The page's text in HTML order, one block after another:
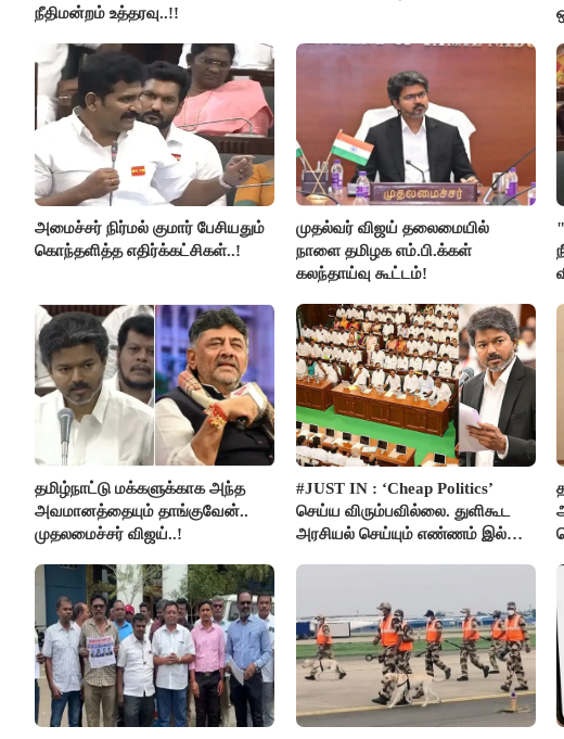
நீதிமன்றம் உத்தரவு..!!
அமைச்சர் நிர்மல் குமார் பேசியதும்
கொந்தளித்த எதிர்க்கட்சிகள்..!
முதல்வர் விஜய் தலைமையில்
நாளை தமிழக எம்.பி.க்கள்
கலந்தாய்வு கூட்டம்!
தமிழ்நாட்டு மக்களுக்காக அந்த
அவமானத்தையும் தாங்குவேன்..
முதலமைச்சர் விஜய்..!
#JUST IN : ‘Cheap Politics’
செய்ய விரும்பவில்லை. துளிகூட
அரசியல் செய்யும் எண்ணம் இல்லை